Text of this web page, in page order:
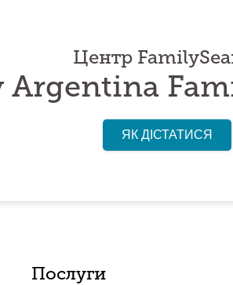
Центр
ЯК ДІСТАТИСЯ
Послуги